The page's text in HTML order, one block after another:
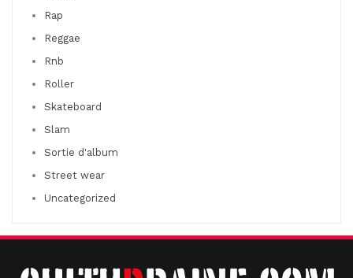
Rap
Reggae
Rnb
Roller
Skateboard
Slam
Sortie d'album
Street wear
Uncategorized